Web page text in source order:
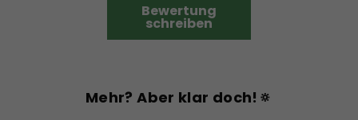
Bewertung
schreiben
Mehr? Aber klar doch!🔅